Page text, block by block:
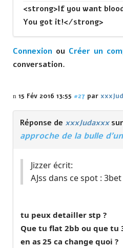
<strong>If you want
You got it!</strong>
Connexion ou Créer un
conversation.
15 Fév 2016 13:55 #27 par
Réponse de xxxJudaxxx
approche de la bulle
Jizzer écrit:
AJss dans ce spot :
tu peux detailler stp ?
Que tu flat 2bb ou que tu
en as 25 ca change quoi ?